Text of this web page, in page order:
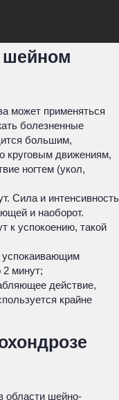
шейном
может применяться
болезненные
большим,
круговым движениям,
ногтем (укол,
Сила и интенсивность
и наоборот.
к успокоению, такой
успокаивающим
минут;
действие,
крайне
области шейно-